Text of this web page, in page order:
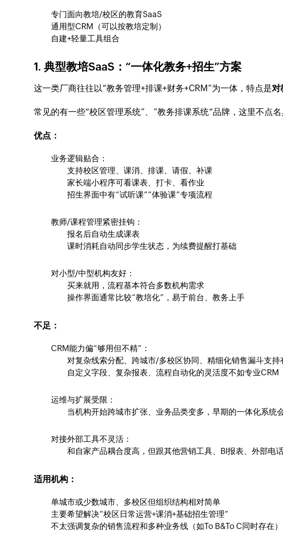
专门面向教培/校区的教育SaaS
通用型CRM（可以按教培定制）
自建+轻量工具组合
1. 典型教培SaaS：“一体化教务+招生”方案
这一类厂商往往以“教务管理+排课+财务+CRM”为一体，特点是对
常见的有一些“校区管理系统”、”教务排课系统“品牌，这里不点
优点：
业务逻辑贴合：
支持校区管理、课消、排课、请假、补课
家长端小程序可看课表、打卡、看作业
招生界面中有“试听课”“体验课”专项流程
教师/课程管理紧密挂钩：
报名后自动生成课表
课时消耗自动同步学生状态，为续费提醒打基础
对小型/中型机构友好：
买来就用，流程基本符合多数机构需求
操作界面通常比较“教培化”，易于前台、教务上手
不足：
CRM能力偏“够用但不精”：
对复杂线索分配、跨城市/多校区协同、精细化销售漏斗支持
自定义字段、复杂报表、流程自动化的灵活度不如专业CRM
运维与扩展受限：
当机构开始跨城市扩张、业务品类变多，早期的一体化系统
对接外部工具不灵活：
和自家产品耦合度高，但跟其他营销工具、BI报表、外部电
适用机构：
单城市或少数城市、多校区但组织结构相对简单
主要希望解决“校区日常运营+课消+基础招生管理”
不太强调复杂的销售流程和多种业务线（如To B&To C同时存在）